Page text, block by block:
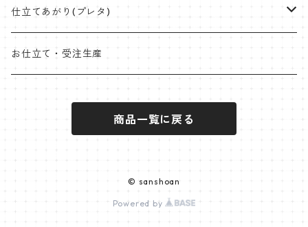
ミンサー
桐生織 ※ポリエステル含む
オリジナル角帯
兵児帯(仕立て上がり)
袋帯
ワイドサイズ
クラッチバッグ
片貝木綿
小千谷縮
仕立てあがり(プレタ)
帯
お仕立て・受注生産
商品一覧に戻る
© sanshoan
Powered by